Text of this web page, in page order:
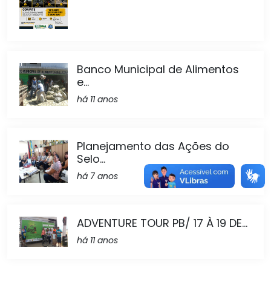
Banco Municipal de Alimentos
e...
há 11 anos
Planejamento das Ações do
Selo...
há 7 anos
ADVENTURE TOUR PB/ 17 À 19 DE...
há 11 anos